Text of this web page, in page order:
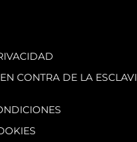
CONTRA DE LA